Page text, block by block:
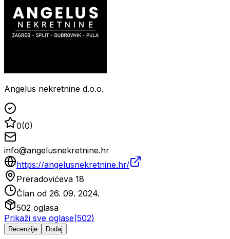
Angelus nekretnine d.o.o.
0(0)
info@angelusnekretnine.hr
https://angelusnekretnine.hr/
Preradovićeva 18
Član od 26. 09. 2024.
502 oglasa
Prikaži sve oglase(502)
Recenzije Dodaj